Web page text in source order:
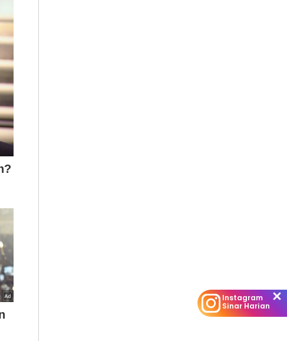
Instagram
Sinar Harian